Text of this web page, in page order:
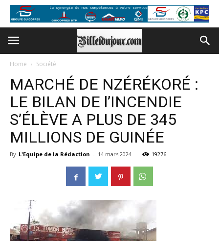
Home Société
MARCHÉ DE NZÉRÉKORÉ :
LE BILAN DE l’INCENDIE
S’ÉLÈVE A PLUS DE 345
MILLIONS DE GUINÉE
By L'Equipe de la Rédaction - 14 mars 2024 19276